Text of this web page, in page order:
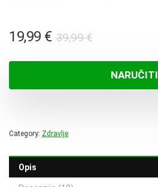
39,99€Izvorna
bila
je:
19,99 €
Trenutna
19,99 €.
NARUČITI
Category: Zdravlje
Opis